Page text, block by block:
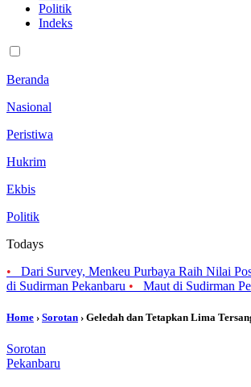
Politik
Indeks
Beranda
Nasional
Peristiwa
Hukrim
Ekbis
Politik
Todays
•
Dari Survey, Menkeu Purbaya Raih Nilai
di Sudirman Pekanbaru • Maut di Sudirman
Home › Sorotan › Geledah dan Tetapkan Lima
Sorotan
Pekanbaru